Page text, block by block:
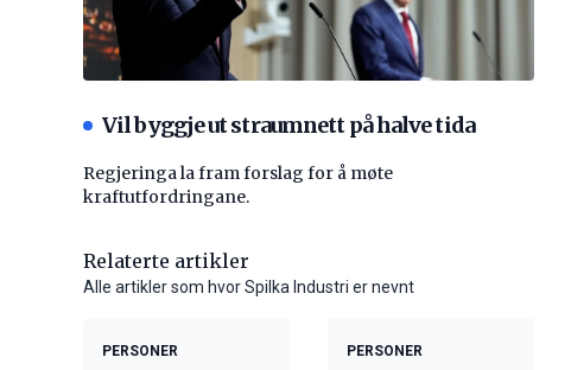
Vil byggje ut straumnett på halve tida
Regjeringa la fram forslag for å møte
kraftutfordringane.
Relaterte artikler
Alle artikler som hvor Spilka Industri er nevnt
PERSONER PERSONER